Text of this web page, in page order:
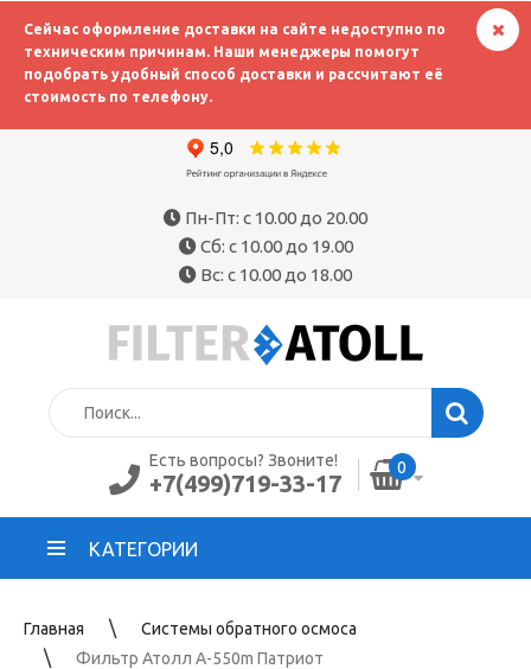
Сейчас оформление доставки на сайте недоступно по
техническим причинам. Наши менеджеры помогут
подобрать удобный способ доставки и рассчитают её
стоимость по телефону.
Пн-Пт: с 10.00 до 20.00
Сб: с 10.00 до 19.00
Вс: с 10.00 до 18.00
Есть вопросы? Звоните!
+7(499)719-33-17
0
КАТЕГОРИИ
Главная
Системы обратного осмоса
Фильтр Атолл А-550m Патриот